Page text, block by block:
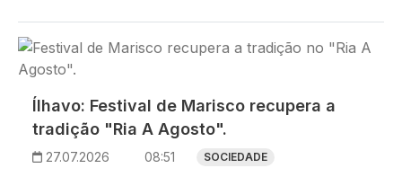
Imagem
Ílhavo: Festival de Marisco recupera a
tradição "Ria A Agosto".
27.07.2026 08:51 SOCIEDADE